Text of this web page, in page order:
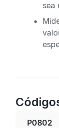
sea
P0802